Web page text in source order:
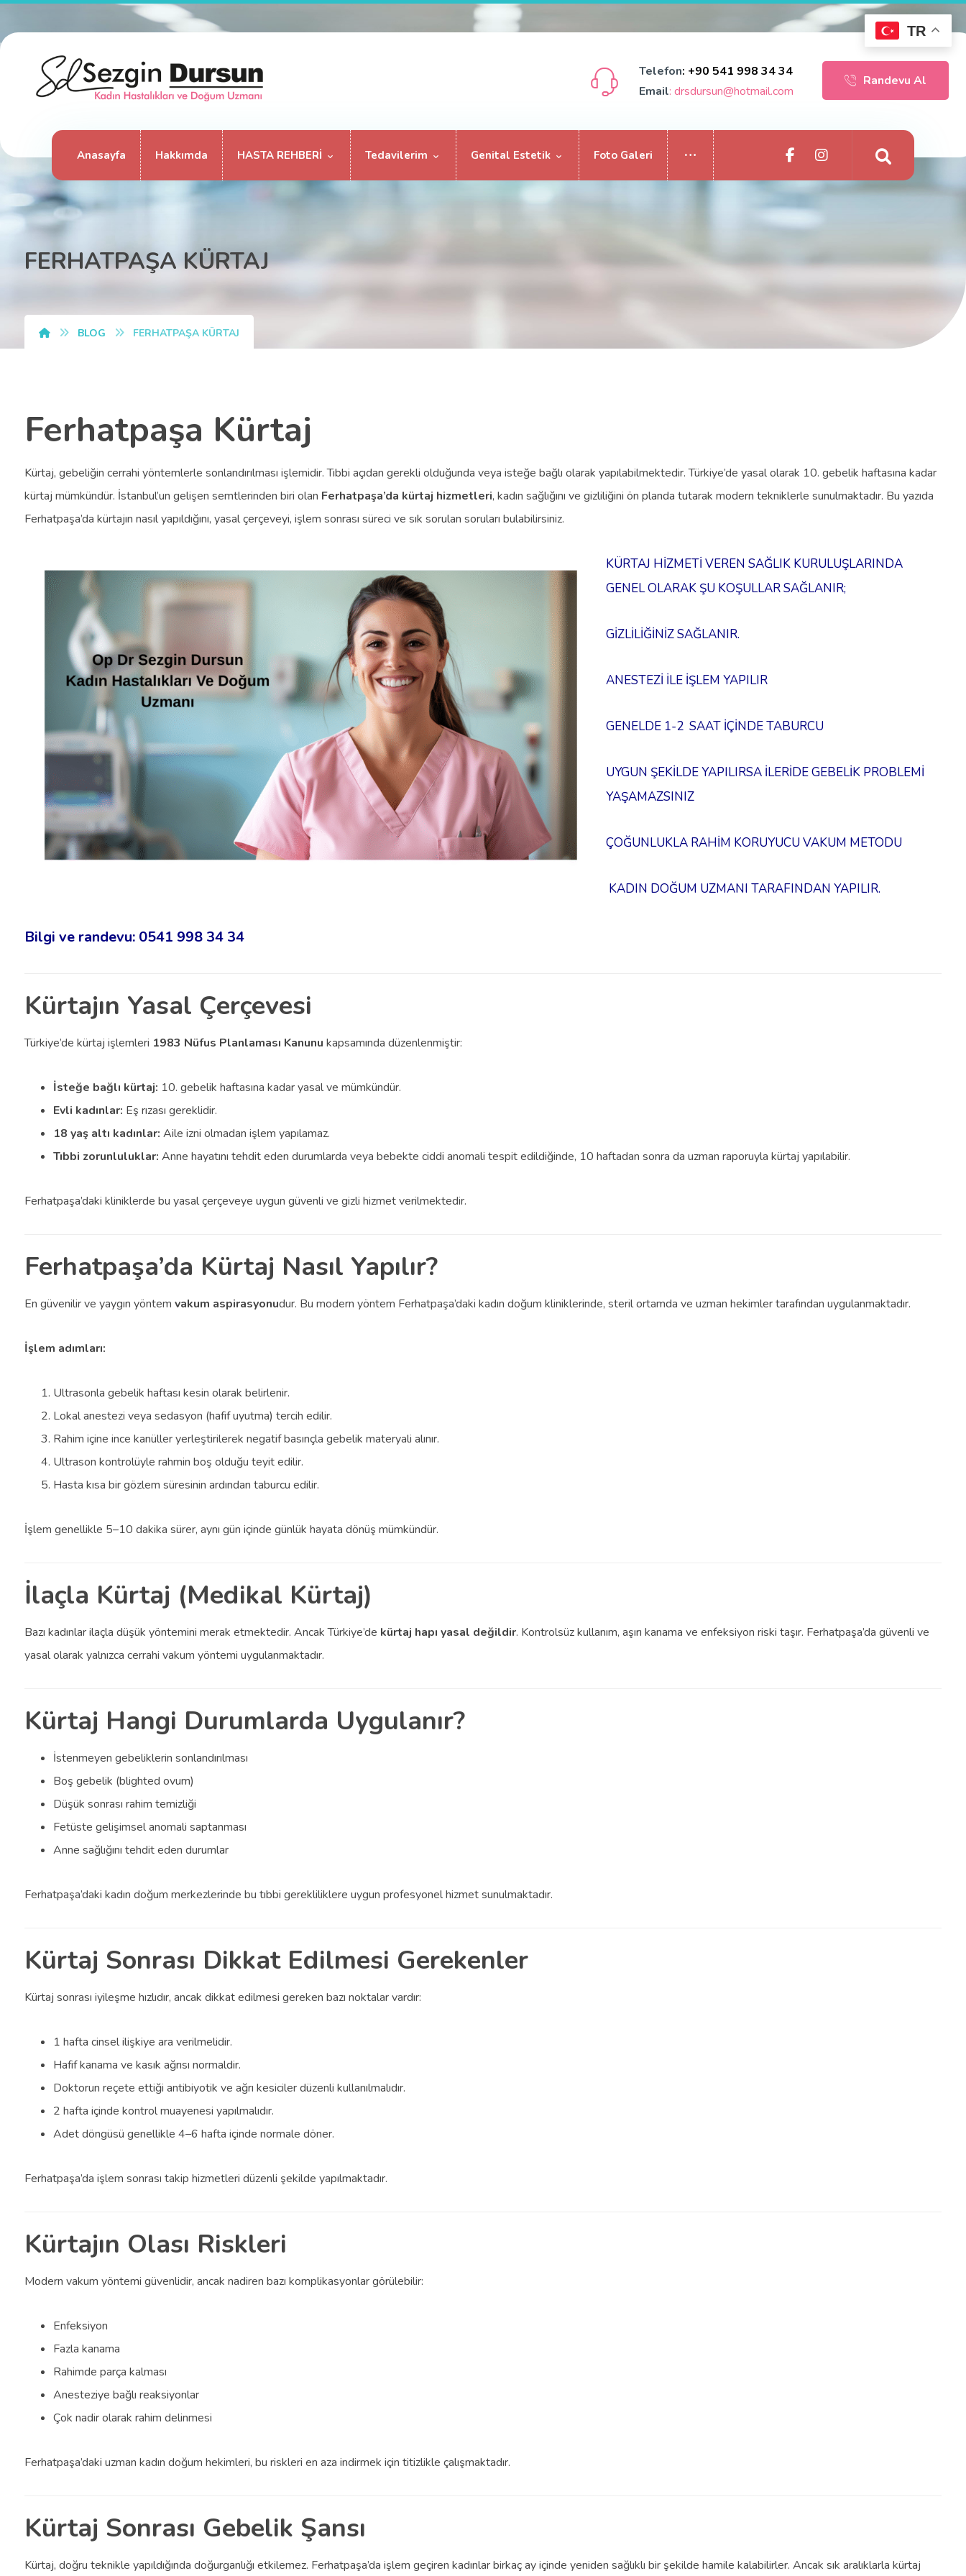
Randevu Al
Telefon: +90 541 998 34 34
Email: drsdursun@hotmail.com
Anasayfa Hakkımda HASTA REHBERİ Tedavilerim Genital Estetik Foto Galeri
FERHATPAŞA KÜRTAJ
BLOG FERHATPAŞA KÜRTAJ
Ferhatpaşa Kürtaj
Kürtaj, gebeliğin cerrahi yöntemlerle sonlandırılması işlemidir. Tıbbi açıdan gerekli olduğunda veya isteğe bağlı olarak yapılabilmektedir. Türkiye’de yasal olarak 10. gebelik haftasına kadar
kürtaj mümkündür. İstanbul’un gelişen semtlerinden biri olan Ferhatpaşa’da kürtaj hizmetleri, kadın sağlığını ve gizliliğini ön planda tutarak modern tekniklerle sunulmaktadır. Bu yazıda
Ferhatpaşa’da kürtajın nasıl yapıldığını, yasal çerçeveyi, işlem sonrası süreci ve sık sorulan soruları bulabilirsiniz.
KÜRTAJ HİZMETİ VEREN SAĞLIK KURULUŞLARINDA
GENEL OLARAK ŞU KOŞULLAR SAĞLANIR;
GİZLİLİĞİNİZ SAĞLANIR.
ANESTEZİ İLE İŞLEM YAPILIR
GENELDE 1-2 SAAT İÇİNDE TABURCU
UYGUN ŞEKİLDE YAPILIRSA İLERİDE GEBELİK PROBLEMİ
YAŞAMAZSINIZ
ÇOĞUNLUKLA RAHİM KORUYUCU VAKUM METODU
KADIN DOĞUM UZMANI TARAFINDAN YAPILIR.
Bilgi ve randevu: 0541 998 34 34
Kürtajın Yasal Çerçevesi
Türkiye’de kürtaj işlemleri 1983 Nüfus Planlaması Kanunu kapsamında düzenlenmiştir:
İsteğe bağlı kürtaj: 10. gebelik haftasına kadar yasal ve mümkündür.
Evli kadınlar: Eş rızası gereklidir.
18 yaş altı kadınlar: Aile izni olmadan işlem yapılamaz.
Tıbbi zorunluluklar: Anne hayatını tehdit eden durumlarda veya bebekte ciddi anomali tespit edildiğinde, 10 haftadan sonra da uzman raporuyla kürtaj yapılabilir.
Ferhatpaşa’daki kliniklerde bu yasal çerçeveye uygun güvenli ve gizli hizmet verilmektedir.
Ferhatpaşa’da Kürtaj Nasıl Yapılır?
En güvenilir ve yaygın yöntem vakum aspirasyonudur. Bu modern yöntem Ferhatpaşa’daki kadın doğum kliniklerinde, steril ortamda ve uzman hekimler tarafından uygulanmaktadır.
İşlem adımları:
Ultrasonla gebelik haftası kesin olarak belirlenir.
Lokal anestezi veya sedasyon (hafif uyutma) tercih edilir.
Rahim içine ince kanüller yerleştirilerek negatif basınçla gebelik materyali alınır.
Ultrason kontrolüyle rahmin boş olduğu teyit edilir.
Hasta kısa bir gözlem süresinin ardından taburcu edilir.
İşlem genellikle 5–10 dakika sürer, aynı gün içinde günlük hayata dönüş mümkündür.
İlaçla Kürtaj (Medikal Kürtaj)
Bazı kadınlar ilaçla düşük yöntemini merak etmektedir. Ancak Türkiye’de kürtaj hapı yasal değildir. Kontrolsüz kullanım, aşırı kanama ve enfeksiyon riski taşır. Ferhatpaşa’da güvenli ve
yasal olarak yalnızca cerrahi vakum yöntemi uygulanmaktadır.
Kürtaj Hangi Durumlarda Uygulanır?
İstenmeyen gebeliklerin sonlandırılması
Boş gebelik (blighted ovum)
Düşük sonrası rahim temizliği
Fetüste gelişimsel anomali saptanması
Anne sağlığını tehdit eden durumlar
Ferhatpaşa’daki kadın doğum merkezlerinde bu tıbbi gerekliliklere uygun profesyonel hizmet sunulmaktadır.
Kürtaj Sonrası Dikkat Edilmesi Gerekenler
Kürtaj sonrası iyileşme hızlıdır, ancak dikkat edilmesi gereken bazı noktalar vardır:
1 hafta cinsel ilişkiye ara verilmelidir.
Hafif kanama ve kasık ağrısı normaldir.
Doktorun reçete ettiği antibiyotik ve ağrı kesiciler düzenli kullanılmalıdır.
2 hafta içinde kontrol muayenesi yapılmalıdır.
Adet döngüsü genellikle 4–6 hafta içinde normale döner.
Ferhatpaşa’da işlem sonrası takip hizmetleri düzenli şekilde yapılmaktadır.
Kürtajın Olası Riskleri
Modern vakum yöntemi güvenlidir, ancak nadiren bazı komplikasyonlar görülebilir:
Enfeksiyon
Fazla kanama
Rahimde parça kalması
Anesteziye bağlı reaksiyonlar
Çok nadir olarak rahim delinmesi
Ferhatpaşa’daki uzman kadın doğum hekimleri, bu riskleri en aza indirmek için titizlikle çalışmaktadır.
Kürtaj Sonrası Gebelik Şansı
Kürtaj, doğru teknikle yapıldığında doğurganlığı etkilemez. Ferhatpaşa’da işlem geçiren kadınlar birkaç ay içinde yeniden sağlıklı bir şekilde hamile kalabilirler. Ancak sık aralıklarla kürtaj
TR